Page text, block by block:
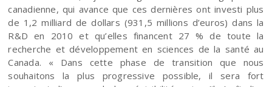
canadienne, qui avance que ces dernières ont investi plus
de 1,2 milliard de dollars (931,5 millions d’euros) dans la
R&D en 2010 et qu’elles financent 27 % de toute la
recherche et développement en sciences de la santé au
Canada. « Dans cette phase de transition que nous
souhaitons la plus progressive possible, il sera fort